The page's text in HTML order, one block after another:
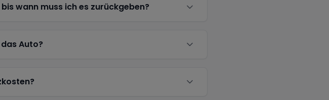
wann muss ich es zurückgeben?
Auto?